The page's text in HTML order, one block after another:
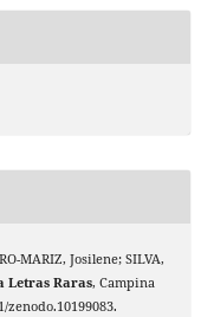
MARIZ, Josilene; SILVA,
Letras Raras, Campina
zenodo.10199083.